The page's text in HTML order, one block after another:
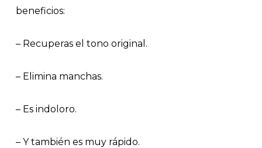
beneficios:
– Recuperas el tono original.
– Elimina manchas.
– Es indoloro.
– Y también es muy rápido.